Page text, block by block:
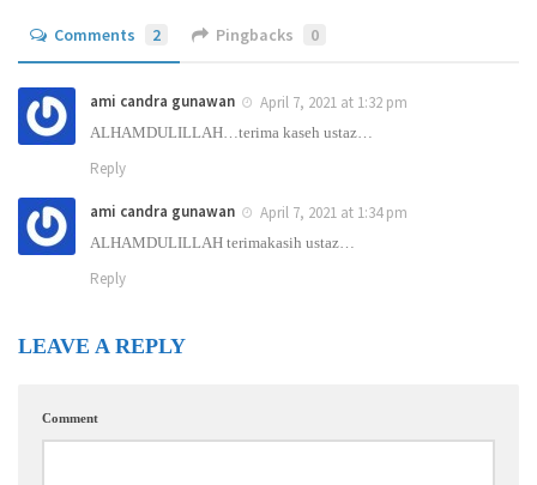
Comments 2 Pingbacks 0
ami candra gunawan April 7, 2021 at 1:32 pm
ALHAMDULILLAH…terima kaseh ustaz…
Reply
ami candra gunawan April 7, 2021 at 1:34 pm
ALHAMDULILLAH terimakasih ustaz…
Reply
LEAVE A REPLY
Comment